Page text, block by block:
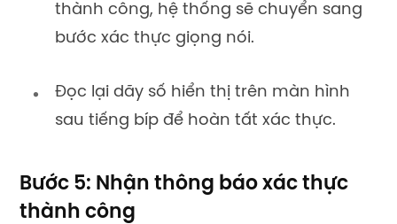
thành công, hệ thống sẽ chuyển sang
bước xác thực giọng nói.
Đọc lại dãy số hiển thị trên màn hình
sau tiếng bíp để hoàn tất xác thực.
Bước 5: Nhận thông báo xác thực
thành công